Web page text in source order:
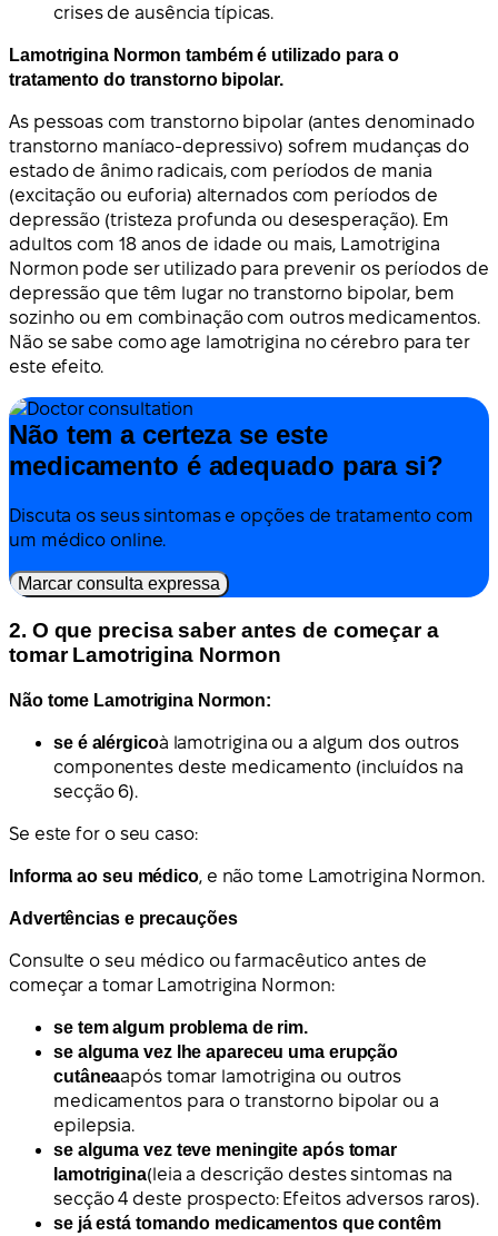
crises de ausência típicas.
Lamotrigina Normon também é utilizado para o
tratamento do transtorno bipolar.
As pessoas com transtorno bipolar (antes denominado
transtorno maníaco-depressivo) sofrem mudanças do
estado de ânimo radicais, com períodos de mania
(excitação ou euforia) alternados com períodos de
depressão (tristeza profunda ou desesperação). Em
adultos com 18 anos de idade ou mais, Lamotrigina
Normon pode ser utilizado para prevenir os períodos de
depressão que têm lugar no transtorno bipolar, bem
sozinho ou em combinação com outros medicamentos.
Não se sabe como age lamotrigina no cérebro para ter
este efeito.
Não tem a certeza se este
medicamento é adequado para si?
Discuta os seus sintomas e opções de tratamento com
um médico online.
Marcar consulta expressa
2. O que precisa saber antes de começar a
tomar Lamotrigina Normon
Não tome Lamotrigina Normon:
se é alérgicoà lamotrigina ou a algum dos outros
componentes deste medicamento (incluídos na
secção 6).
Se este for o seu caso:
Informa ao seu médico, e não tome Lamotrigina Normon.
Advertências e precauções
Consulte o seu médico ou farmacêutico antes de
começar a tomar Lamotrigina Normon:
se tem algum problema de rim.
se alguma vez lhe apareceu uma erupção
cutâneaapós tomar lamotrigina ou outros
medicamentos para o transtorno bipolar ou a
epilepsia.
se alguma vez teve meningite após tomar
lamotrigina(leia a descrição destes sintomas na
secção 4 deste prospecto: Efeitos adversos raros).
se já está tomando medicamentos que contêm